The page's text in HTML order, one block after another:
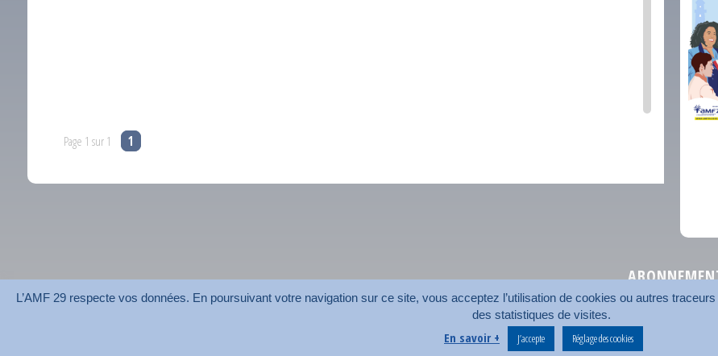
Page 1 sur 1 1
Plan du site
L’AMF 29 respecte vos données. En poursuivant votre navigation sur ce site, vous acceptez l’utilisation de cookies ou autres
des statistiques de visites.
En savoir + J’accepte Réglage des cookies